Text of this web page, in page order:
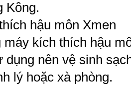
Kông.
hậu môn Xmen
máy kích thích hậu
nên vệ sinh
lý hoặc xà phòng.